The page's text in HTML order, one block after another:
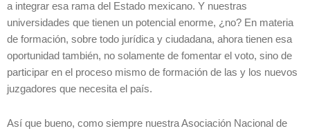
a integrar esa rama del Estado mexicano. Y nuestras
universidades que tienen un potencial enorme, ¿no? En materia
de formación, sobre todo jurídica y ciudadana, ahora tienen esa
oportunidad también, no solamente de fomentar el voto, sino de
participar en el proceso mismo de formación de las y los nuevos
juzgadores que necesita el país.
Así que bueno, como siempre nuestra Asociación Nacional de